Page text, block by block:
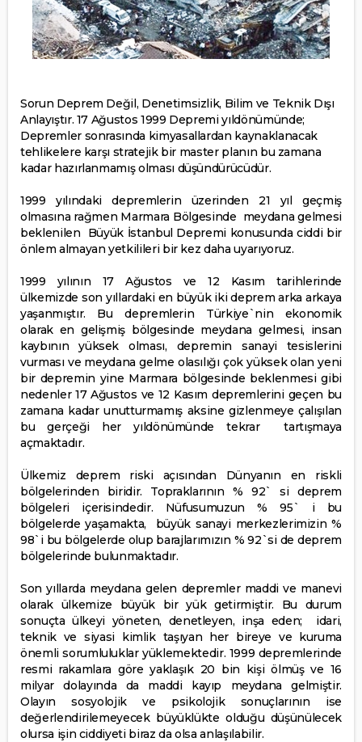
Sorun Deprem Değil, Denetimsizlik, Bilim ve Teknik Dışı
Anlayıştır. 17 Ağustos 1999 Depremi yıldönümünde;
Depremler sonrasında kimyasallardan kaynaklanacak
tehlikelere karşı stratejik bir master planın bu zamana
kadar hazırlanmamış olması düşündürücüdür.
1999 yılındaki depremlerin üzerinden 21 yıl geçmiş
olmasına rağmen Marmara Bölgesinde meydana gelmesi
beklenilen Büyük İstanbul Depremi konusunda ciddi bir
önlem almayan yetkilileri bir kez daha uyarıyoruz.
1999 yılının 17 Ağustos ve 12 Kasım tarihlerinde
ülkemizde son yıllardaki en büyük iki deprem arka arkaya
yaşanmıştır. Bu depremlerin Türkiye`nin ekonomik
olarak en gelişmiş bölgesinde meydana gelmesi, insan
kaybının yüksek olması, depremin sanayi tesislerini
vurması ve meydana gelme olasılığı çok yüksek olan yeni
bir depremin yine Marmara bölgesinde beklenmesi gibi
nedenler 17 Ağustos ve 12 Kasım depremlerini geçen bu
zamana kadar unutturmamış aksine gizlenmeye çalışılan
bu gerçeği her yıldönümünde tekrar tartışmaya
açmaktadır.
Ülkemiz deprem riski açısından Dünyanın en riskli
bölgelerinden biridir. Topraklarının % 92` si deprem
bölgeleri içerisindedir. Nüfusumuzun % 95` i bu
bölgelerde yaşamakta, büyük sanayi merkezlerimizin %
98`i bu bölgelerde olup barajlarımızın % 92`si de deprem
bölgelerinde bulunmaktadır.
Son yıllarda meydana gelen depremler maddi ve manevi
olarak ülkemize büyük bir yük getirmiştir. Bu durum
sonuçta ülkeyi yöneten, denetleyen, inşa eden; idari,
teknik ve siyasi kimlik taşıyan her bireye ve kuruma
önemli sorumluluklar yüklemektedir. 1999 depremlerinde
resmi rakamlara göre yaklaşık 20 bin kişi ölmüş ve 16
milyar dolayında da maddi kayıp meydana gelmiştir.
Olayın sosyolojik ve psikolojik sonuçlarının ise
değerlendirilemeyecek büyüklükte olduğu düşünülecek
olursa işin ciddiyeti biraz da olsa anlaşılabilir.